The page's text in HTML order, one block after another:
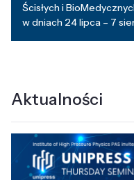
Ścisłych i
w dniach 24 lipca – 7
Aktualności